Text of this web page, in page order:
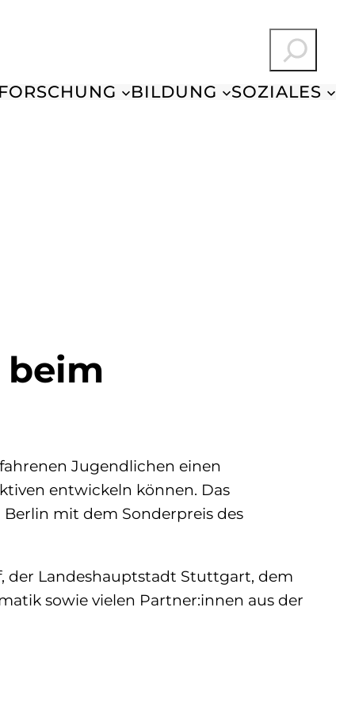
Suchen
BILDUNG SOZIALES
Jugendlichen einen
entwickeln können. Das
mit dem Sonderpreis des
der Landeshauptstadt Stuttgart, dem
sowie vielen Partner:innen aus der